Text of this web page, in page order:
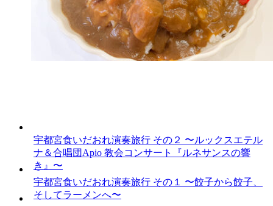
宇都宮食いだおれ演奏旅行 その２ 〜ルックスエテル
ナ＆合唱団Apio 教会コンサート『ルネサンスの響
き』〜
宇都宮食いだおれ演奏旅行 その１ 〜餃子から餃子、
そしてラーメンへ〜